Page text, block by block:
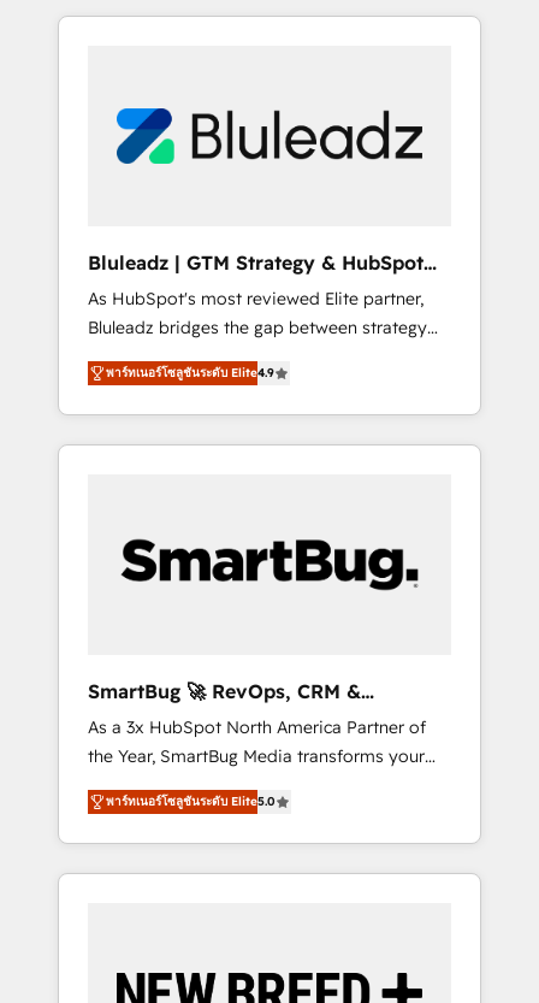
to HubSpot or expanding into more
long-term value and a consistently strong
client experience.
journey mapping, and measurable KPIs. Only
Connectors, workflows, and data
architectures that make HubSpot the
HubSpot beyond standard configurations. -
AI-FIRST- AI across customer-facing
operations to accelerate decisions,
streamline processes, and unlock efficiency
at scale. From predictive intelligence to
conversational AI, we turn data into action
and automation into competitive advantage.
Bluleadz | GTM Strategy & HubSpot
Implementation
As HubSpot's most reviewed Elite partner,
Bluleadz bridges the gap between strategy
and execution. We don't just "set up tools" —
we install the GTM Operating System (GTM
OS) to align your leadership and engineer a
portal that drives predictable revenue
and Story to stop "accelerating a mess." ⚙️
Elite Engineering & AI Scalable Architecture:
agents, and high-integrity migrations for total
reporting clarity. Security & Compliance: SOC
2 Type I and HIPAA attested for enterprise-
grade data security. 🏆 Why Bluleadz? GTM
OS Partner | 16+ Years Experience | 1,000+
Five-Star Reviews
พาร์ทเนอร์โซลูชันระดับ Elite4.9
SmartBug 🚀 RevOps, CRM &
Integration Experts
As a 3x HubSpot North America Partner of
the Year, SmartBug Media transforms your
customer lifecycle into a revenue engine. Our
unified ecosystem includes specialized
divisions Globalia (AI & Software) and Point
Success Media (Paid Media), making this the
by Globalia’s technical development team. -
พาร์ทเนอร์โซลูชันระดับ Elite5.0